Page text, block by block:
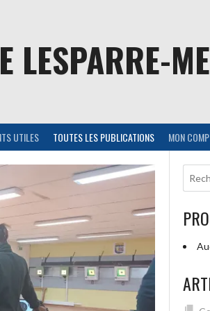
LESPARRE-
UTILES TOUTES LES PUBLICATIONS MON